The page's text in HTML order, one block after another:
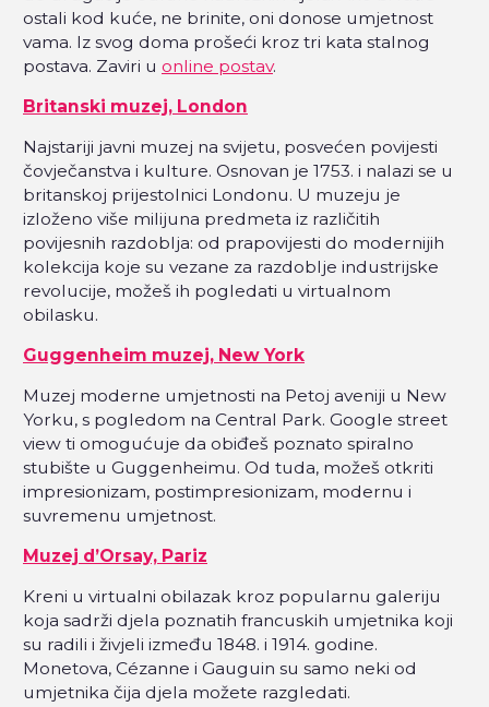
ostali kod kuće, ne brinite, oni donose umjetnost
vama. Iz svog doma prošeći kroz tri kata stalnog
postava. Zaviri u online postav.
Britanski muzej, London
Najstariji javni muzej na svijetu, posvećen povijesti
čovječanstva i kulture. Osnovan je 1753. i nalazi se u
britanskoj prijestolnici Londonu. U muzeju je
izloženo više milijuna predmeta iz različitih
povijesnih razdoblja: od prapovijesti do modernijih
kolekcija koje su vezane za razdoblje industrijske
revolucije, možeš ih pogledati u virtualnom
obilasku.
Guggenheim muzej, New York
Muzej moderne umjetnosti na Petoj aveniji u New
Yorku, s pogledom na Central Park. Google street
view ti omogućuje da obiđeš poznato spiralno
stubište u Guggenheimu. Od tuda, možeš otkriti
impresionizam, postimpresionizam, modernu i
suvremenu umjetnost.
Muzej d’Orsay, Pariz
Kreni u virtualni obilazak kroz popularnu galeriju
koja sadrži djela poznatih francuskih umjetnika koji
su radili i živjeli između 1848. i 1914. godine.
Monetova, Cézanne i Gauguin su samo neki od
umjetnika čija djela možete razgledati.